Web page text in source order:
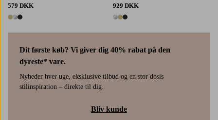
579 DKK
3 farver
929 DKK
3 farver
Dit første køb? Vi giver dig 40% rabat på den
dyreste* vare.
Nyheder hver uge, eksklusive tilbud og en stor dosis
stilinspiration – direkte til dig.
Bliv kunde